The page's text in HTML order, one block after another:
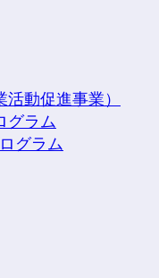
動促進事業）
グラム
グラム